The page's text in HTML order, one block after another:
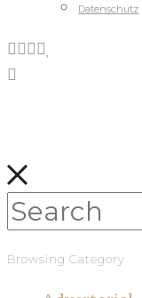
Datenschutz
Browsing Category